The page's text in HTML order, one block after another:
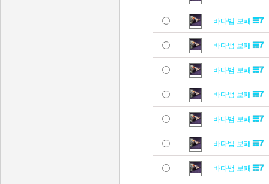
바다뱀 보패
바다뱀 보패
바다뱀 보패
바다뱀 보패
바다뱀 보패
바다뱀 보패
바다뱀 보패